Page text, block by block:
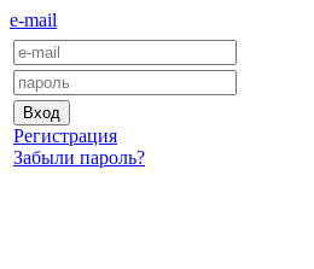
e-mail
Регистрация
Забыли пароль?